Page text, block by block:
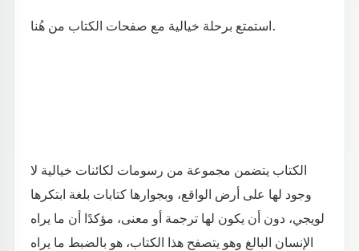
استمتع برحلة خيالية مع صفحات الكتاب من هُنا.
الكتاب يتضمن مجموعة من رسومات لكائنات خيالية لا
وجود لها على أرض الواقع، وبجوارها كتابات بلغة ابتكرها
لويجي، دون أن يكون لها ترجمة أو معنى، مؤكدًا أن ما يراه
الإنسان البالغ وهو يتصفح هذا الكتاب، هو بالضبط ما يراه